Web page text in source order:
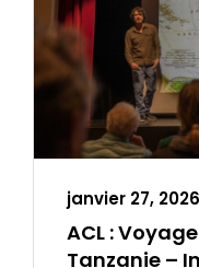
janvier 27, 2026
ACL :
Tanzanie –